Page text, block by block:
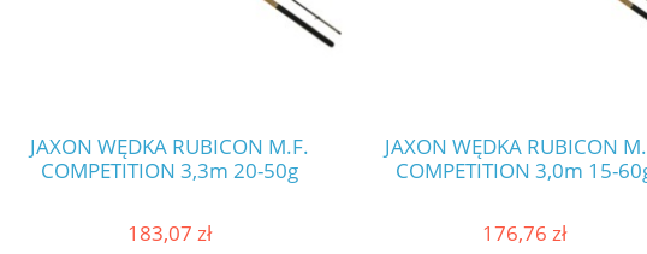
JAXON WĘDKA RUBICON M.F.
COMPETITION 3,3m 20-50g
183,07 zł
JAXON WĘDKA RUBICON
COMPETITION 3,0m 15-
176,76 zł